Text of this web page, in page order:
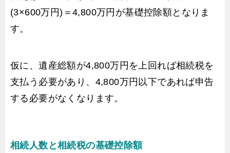
(3×600万円)＝4,800万円が基礎控除額となりま
す。
仮に、遺産総額が4,800万円を上回れば相続税を
支払う必要があり、4,800万円以下であれば申告
する必要がなくなります。
相続人数と相続税の基礎控除額